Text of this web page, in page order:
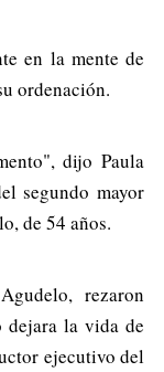
en la mente de
ordenación.
dijo Paula
segundo mayor
de 54 años.
rezaron
dejara la vida de
ejecutivo del